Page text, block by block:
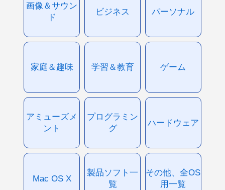
画像＆サウン
ド
ビジネス パーソナル
家庭＆趣味 学習＆教育 ゲーム
アミューズメ
ント
プログラミン
グ
ハードウェア
Mac OS X
製品ソフト一
覧
その他、全OS
用一覧